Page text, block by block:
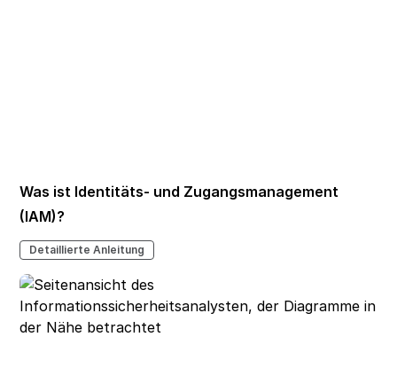
Was ist Identitäts- und Zugangsmanagement
(IAM)?
Detaillierte Anleitung